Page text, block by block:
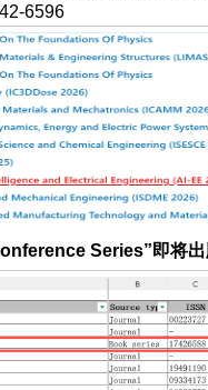
6596
Series”即将出